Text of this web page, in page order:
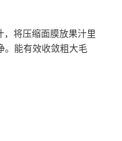
将压缩面膜放果汁里
。能有效收敛粗大毛